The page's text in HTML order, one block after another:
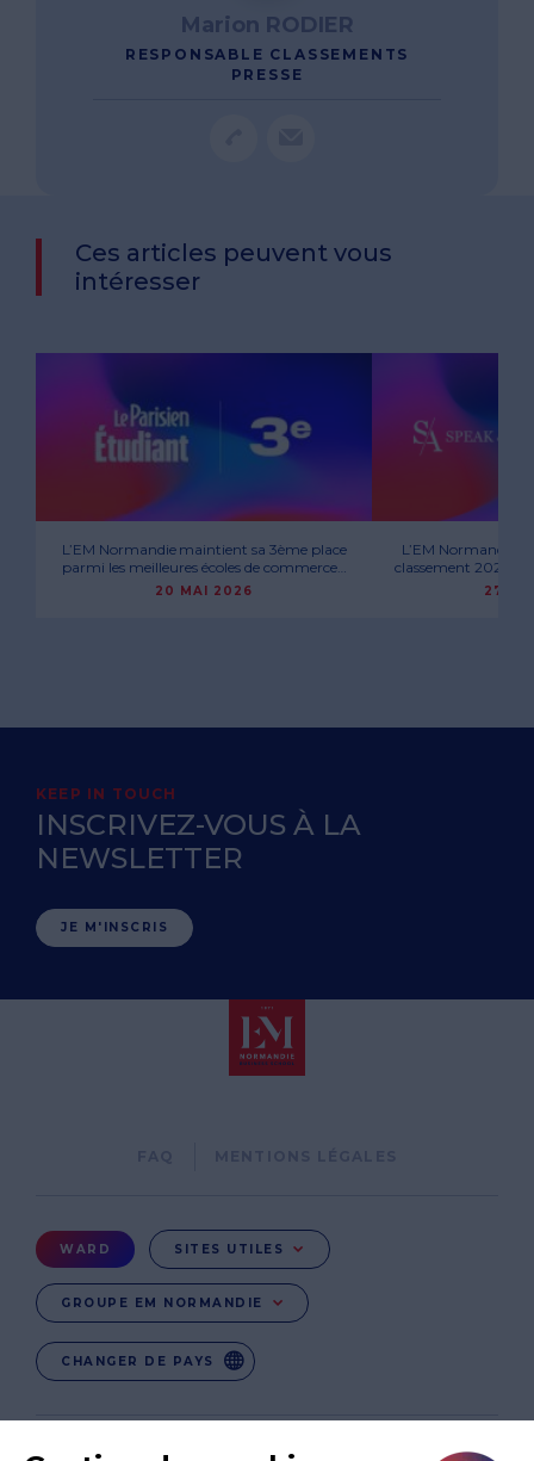
Marion RODIER
RESPONSABLE CLASSEMENTS
PRESSE
Ces articles peuvent vous
intéresser
L’EM Normandie maintient sa 3ème place
parmi les meilleures écoles de commerce…
20 MAI 2026
L’EM Normandie
classement 2026
27
KEEP IN TOUCH
INSCRIVEZ-VOUS À LA
NEWSLETTER
JE M'INSCRIS
Menu
Ward
WARD SITES UTILES
GROUPE EM NORMANDIE
CHANGER DE PAYS
EN-IN